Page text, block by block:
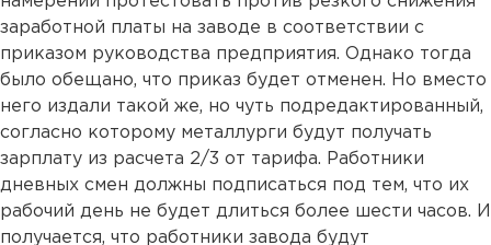
заработной платы на заводе в соответствии с
приказом руководства предприятия. Однако тогда
было обещано, что приказ будет отменен. Но вместо
него издали такой же, но чуть подредактированный,
согласно которому металлурги будут получать
зарплату из расчета 2/3 от тарифа. Работники
дневных смен должны подписаться под тем, что их
рабочий день не будет длиться более шести часов. И
получается, что работники завода будут